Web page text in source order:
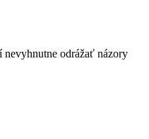
odrážať názory